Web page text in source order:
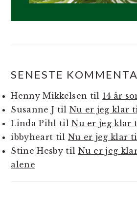
SENESTE
Henny Mikkelsen til 14 år
Susanne J til Nu er jeg klar
Linda Pihl tilNu er jeg klar
ibbyheart til Nu er jeg klar
Stine Hesbytil Nu er jeg
alene